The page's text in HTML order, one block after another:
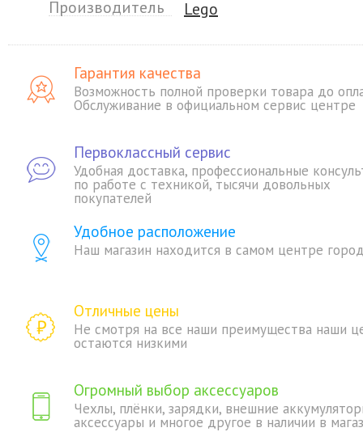
Производитель
Lego
Гарантия качества
Возможность полной проверки товара до
Обслуживание в официальном сервис центре
Первоклассный сервис
Удобная доставка, профессиональные
по работе с техникой, тысячи довольных
покупателей
Удобное расположение
Наш магазин находится в самом центре
Отличные цены
Не смотря на все наши преимущества наши
остаются низкими
Огромный выбор аксессуаров
Чехлы, плёнки, зарядки, внешние
аксессуары и многое другое в наличии в